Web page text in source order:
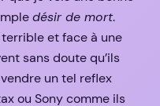
désir de mort.
et face à une
sans doute qu’ils
un tel reflex
ou Sony comme ils